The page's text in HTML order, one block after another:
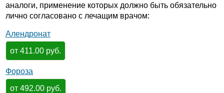
аналоги, применение которых должно быть обязательно
лично согласовано с лечащим врачом:
Алендронат
от 411.00 руб.
Фороза
от 492.00 руб.